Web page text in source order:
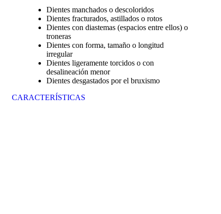
Dientes manchados o descoloridos
Dientes fracturados, astillados o rotos
Dientes con diastemas (espacios entre ellos) o
troneras
Dientes con forma, tamaño o longitud
irregular
Dientes ligeramente torcidos o con
desalineación menor
Dientes desgastados por el bruxismo
CARACTERÍSTICAS